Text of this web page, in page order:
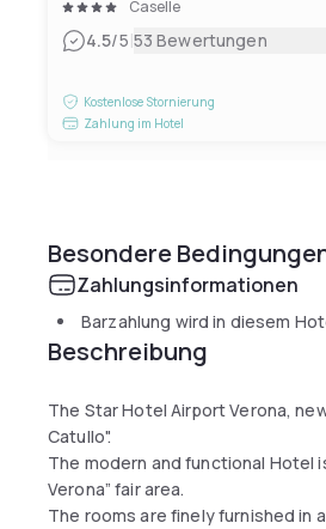
Caselle
4.5/5|53 Bewertungen
Kostenlose Stornierung
Zahlung im Hotel
Besondere
Zahlungsinformationen
Barzahlung wird in diesem
Beschreibung
The Star Hotel Airport Verona,
Catullo".
The modern and functional Hotel
Verona” fair area.
The rooms are finely furnished in